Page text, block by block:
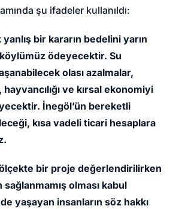
şu ifadeler kullanıldı:
bir kararın bedelini yarın
ödeyecektir. Su
olası azalmalar,
ve kırsal ekonomiyi
İnegöl’ün bereketli
kısa vadeli ticari hesaplara
bir proje değerlendirilirken
sağlanmamış olması kabul
yaşayan insanların söz hakkı